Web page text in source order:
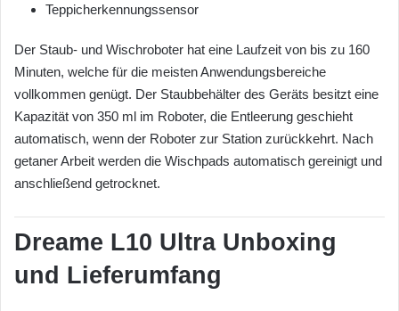
Teppicherkennungssensor
Der Staub- und Wischroboter hat eine Laufzeit von bis zu 160
Minuten, welche für die meisten Anwendungsbereiche
vollkommen genügt. Der Staubbehälter des Geräts besitzt eine
Kapazität von 350 ml im Roboter, die Entleerung geschieht
automatisch, wenn der Roboter zur Station zurückkehrt. Nach
getaner Arbeit werden die Wischpads automatisch gereinigt und
anschließend getrocknet.
Dreame L10 Ultra Unboxing
und Lieferumfang